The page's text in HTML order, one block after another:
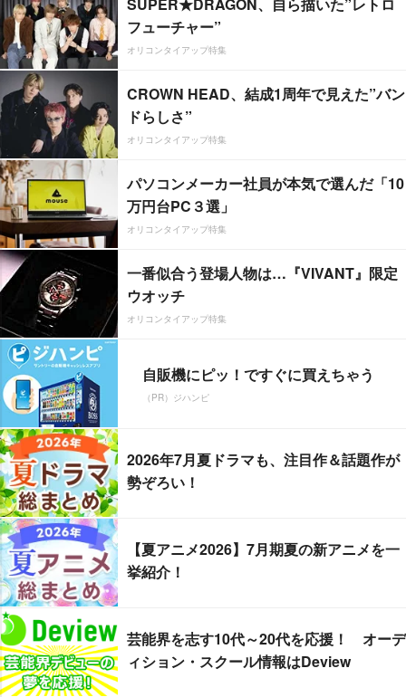
フューチャー”
オリコンタイアップ特集
CROWN HEAD、結成1周年で見えた”バン
ドらしさ”
オリコンタイアップ特集
パソコンメーカー社員が本気で選んだ「10
万円台PC３選」
オリコンタイアップ特集
一番似合う登場人物は…『VIVANT』限定
ウオッチ
オリコンタイアップ特集
自販機にピッ！ですぐに買えちゃう
（PR）ジハンピ
2026年7月夏ドラマも、注目作＆話題作が
勢ぞろい！
【夏アニメ2026】7月期夏の新アニメを一
挙紹介！
芸能界を志す10代～20代を応援！ オーデ
ィション・スクール情報はDeview